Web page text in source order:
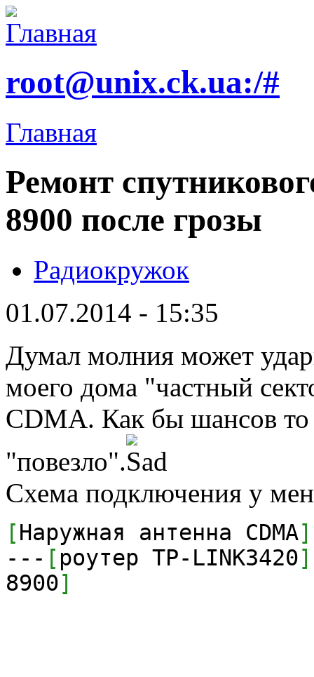
root@unix.ck.ua:/#
Главная
Ремонт
8900 после грозы
Радиокружок
01.07.2014 - 15:35
Думал молния может
моего дома "частный
CDMA. Как бы шансов
"повезло".
Схема подключения у
[Наружная антенна CDMA]
--- [ роутер TP-LINK3420]
8900]